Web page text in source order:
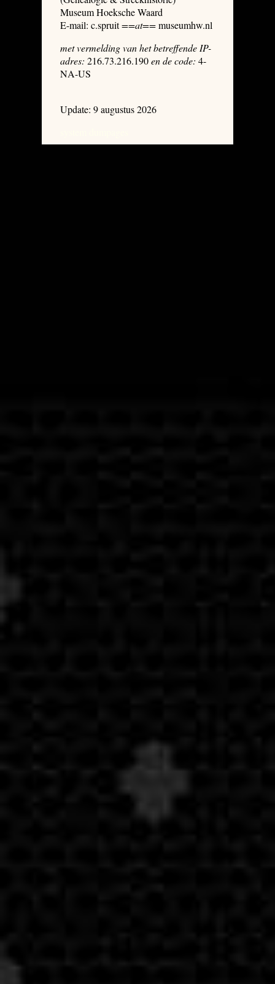
Museum Hoeksche Waard
E-mail: c.spruit==at==museumhw.nl
met vermelding van het betreffende IP-
adres: 216.73.216.190en de code: 4-
NA-US
Update: 9 augustus 2026